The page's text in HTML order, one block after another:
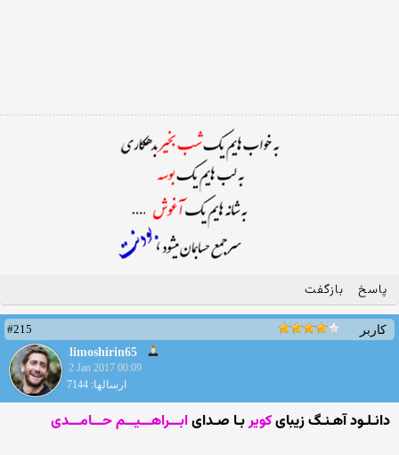
پاسخ بازگفت
کاربر
#215
limoshirin65
2 Jan 2017 00:09
ارسالها: 7144
دانـلـود آهـنـگ زیبایکویربـا صـدایابـــراهـــیـــم حـــامـــدی